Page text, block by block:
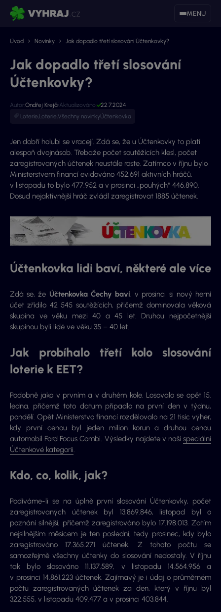
MENU
Úvod Novinky Jak dopadlo třetí slosování Účtenkovky?
Jak dopadlo třetí slosování
Účtenkovky?
Autor:Ondřej Krejčí Aktualizováno:
22.7.2024
Loterie,Loterie,Všechny novinkyÚčtenkovka
Jen dobří holubi se vracejí. Zdá se, že u Účtenkovky to platí
alespoň dvojnásob. Třebaže počet soutěžících klesl, počet
zaregistrovaných účtenek neustále roste. Zatímco v říjnu bylo
Ministerstvem financí evidováno 452.691 aktivních hráčů,
v listopadu to bylo 477.952 a v prosinci „pouhých“ 446.890.
Dosud nejaktivnější hráč zvládl zaregistrovat 1885 účtenek.
Účtenkovka lidi baví, některé ale více
Zdá se, že Účtenkovka Čechy baví, v prosinci si nový herní
účet zřídilo 42 545 soutěžících, přičemž dominovala věková
skupina ve věku mezi 40 a 45 let. Druhou nejpočetnější
skupinou byli lidé ve věku 35 – 40 let.
Jak probíhalo třetí kolo slosování
loterie k EET?
Podobně jako v prvním a v druhém kole. Losovalo se opět 15.
ledna, přičemž toto datum připadlo na první den v týdnu,
pondělí. Opět Ministerstvo financí rozdělovalo na 21 tisíc výher,
kdy první cenou byl jeden milion korun a druhou cenou
automobil Ford Focus Combi. Výsledky najdete v naší speciální
Účtenkové kategorii.
Kdo, co, kolik, jak?
Podíváme-li se na úplně první slosování Účtenkovky, počet
zaregistrovaných účtenek byl 13.869.846, listopad byl o
poznání silnější, přičemž zaregistrováno bylo 17.198.013. Zatím
nejsilnějším měsícem je ten poslední, tedy prosinec, kdy bylo
zaregistrováno 17.365.271 účtenek. Z tohoto počtu se
samozřejmě všechny účtenky do slosování nedostaly. V říjnu
tak bylo slosováno 11.137.589, v listopadu 14.564.956 a
v prosinci 14.861.223 účtenek. Zajímavý je i údaj o průměrném
počtu zaregistrovaných účtenek za den, který v říjnu byl
322.555, v listopadu 409.477 a v prosinci 403.844.